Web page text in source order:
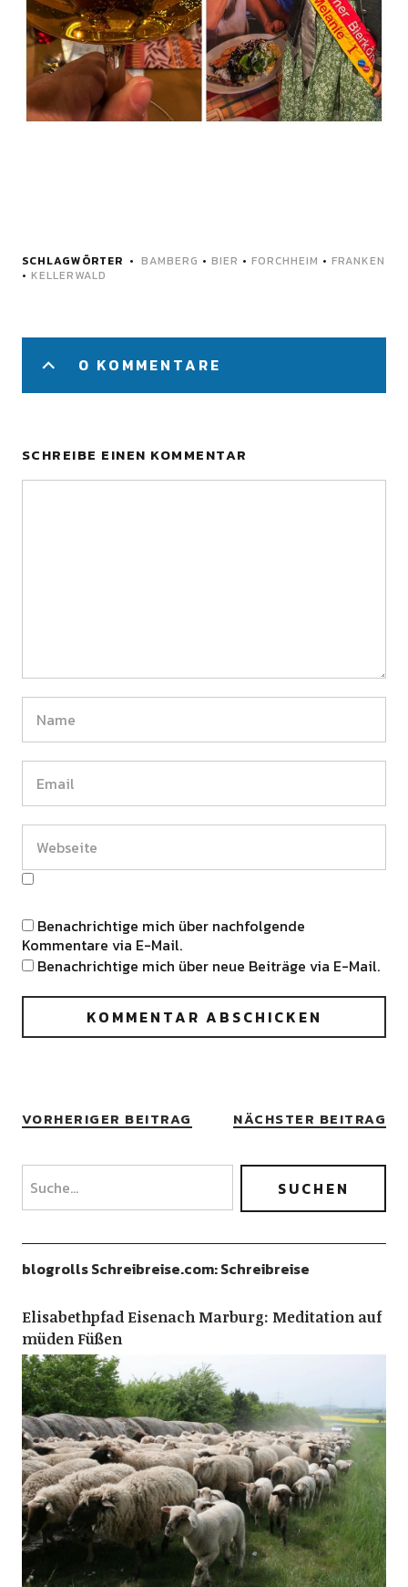
SCHLAGWÖRTER BAMBERG • BIER • FORCHHEIM • FRANKEN
• KELLERWALD
0 KOMMENTARE
SCHREIBE EINEN KOMMENTAR
Benachrichtige mich über nachfolgende
Kommentare via E-Mail.
Benachrichtige mich über neue Beiträge via E-Mail.
VORHERIGER BEITRAG NÄCHSTER BEITRAG
blogrolls Schreibreise.com: Schreibreise
Elisabethpfad Eisenach Marburg: Meditation auf
müden Füßen